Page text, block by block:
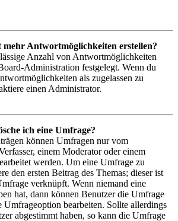
mehr Antwortmöglichkeiten erstellen?
Anzahl von Antwortmöglichkeiten
Administration festgelegt. Wenn du
als zugelassen zu
einen Administrator.
ich eine Umfrage?
können Umfragen nur vom
einem Moderator oder einem
werden. Um eine Umfrage zu
den ersten Beitrag des Themas; dieser ist
verknüpft. Wenn niemand eine
hat, dann können Benutzer die Umfrage
Umfrageoption bearbeiten. Sollte allerdings
abgestimmt haben, so kann die Umfrage